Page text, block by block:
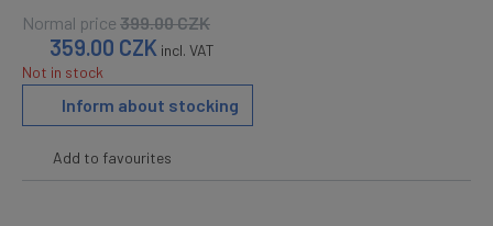
Normal price 399.00CZK
359.00 CZK incl. VAT
Not in stock
Inform about stocking
Add to favourites